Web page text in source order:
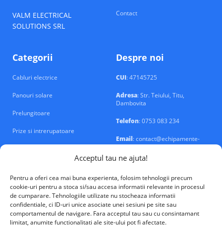
Acceptul tau ne ajuta!
Pentru a oferi cea mai buna experienta, folosim tehnologii precum
cookie-uri pentru a stoca si/sau accesa informatii relevante in procesul
de cumparare. Tehnologiile utilizate nu stocheaza informatii
confidentiale, ci ID-uri unice asociate unei sesiuni pe site sau
comportamentul de navigare. Fara acceptul tau sau cu consintamant
limitat, anumite functionalitati ale site-ului pot fi afectate.
VALM ELECTRICAL
SOLUTIONS SRL
Contact
Categorii
Cabluri electrice
Panouri solare
Prelungitoare
Prize si intrerupatoare
Despre noi
CUI: 47145725
Adresa: Str. Teiului, Titu,
Dambovita
Telefon: 0753 083 234
Email: contact@echipamente-
electrice.ro
VALM Electrical Solutions © 2026